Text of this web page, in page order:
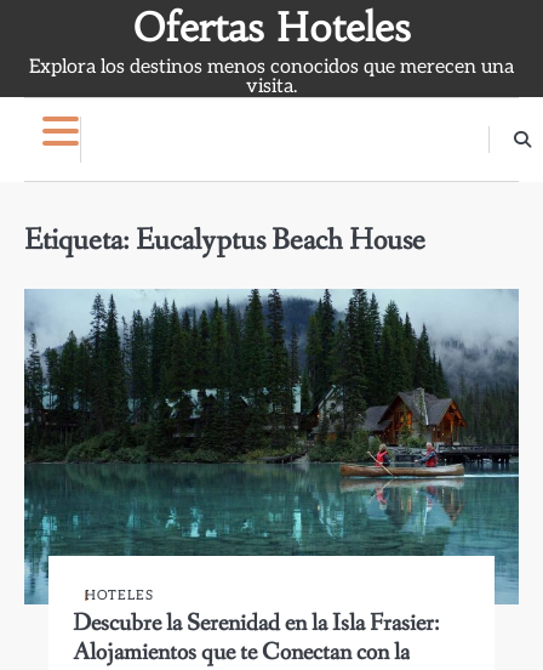
content
Ofertas Hoteles
Explora los destinos menos conocidos que merecen una
visita.
Etiqueta: Eucalyptus Beach House
HOTELES
Descubre la Serenidad en la Isla Frasier:
Alojamientos que te Conectan con la